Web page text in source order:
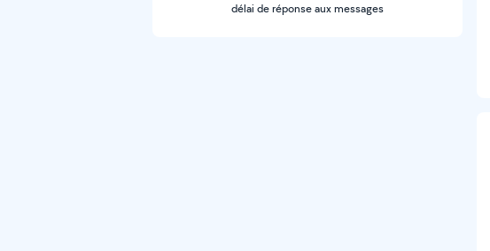
délai de réponse aux messages